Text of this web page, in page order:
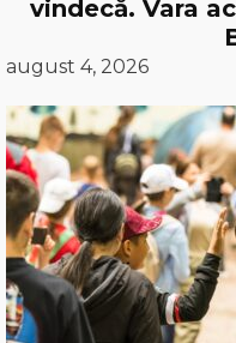
vindecă. Vara
august 4, 2026